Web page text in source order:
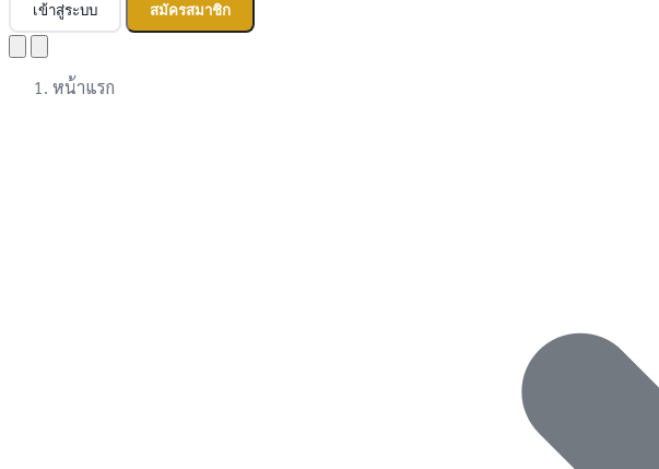
เข้าสู่ระบบ สมัครสมาชิก
หน้าแรก